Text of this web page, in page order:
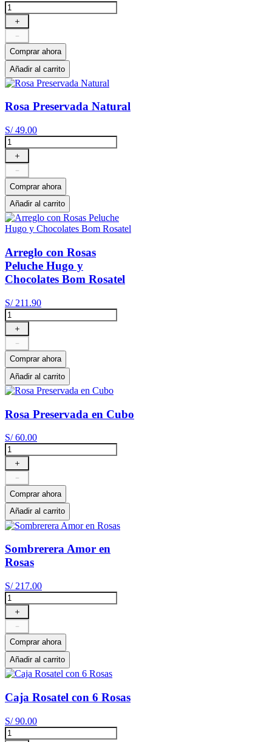
＋
－
Comprar ahora
Añadir al carrito
Rosa Preservada Natural
S/ 49.00
＋
－
Comprar ahora
Añadir al carrito
Arreglo con Rosas
Peluche Hugo y
Chocolates Bom Rosatel
S/ 211 .90
＋
－
Comprar ahora
Añadir al carrito
Rosa Preservada en Cubo
S/ 60.00
＋
－
Comprar ahora
Añadir al carrito
Sombrerera Amor en
Rosas
S/ 217.00
＋
－
Comprar ahora
Añadir al carrito
Caja Rosatel con 6 Rosas
S/ 90.00